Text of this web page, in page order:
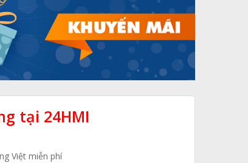
tại 24HMI
Việt miễn phí